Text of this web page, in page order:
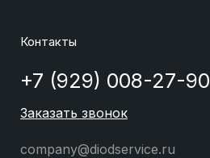
Контакты
+7 (929) 008-27-90
Заказать звонок
company@diodservice.ru